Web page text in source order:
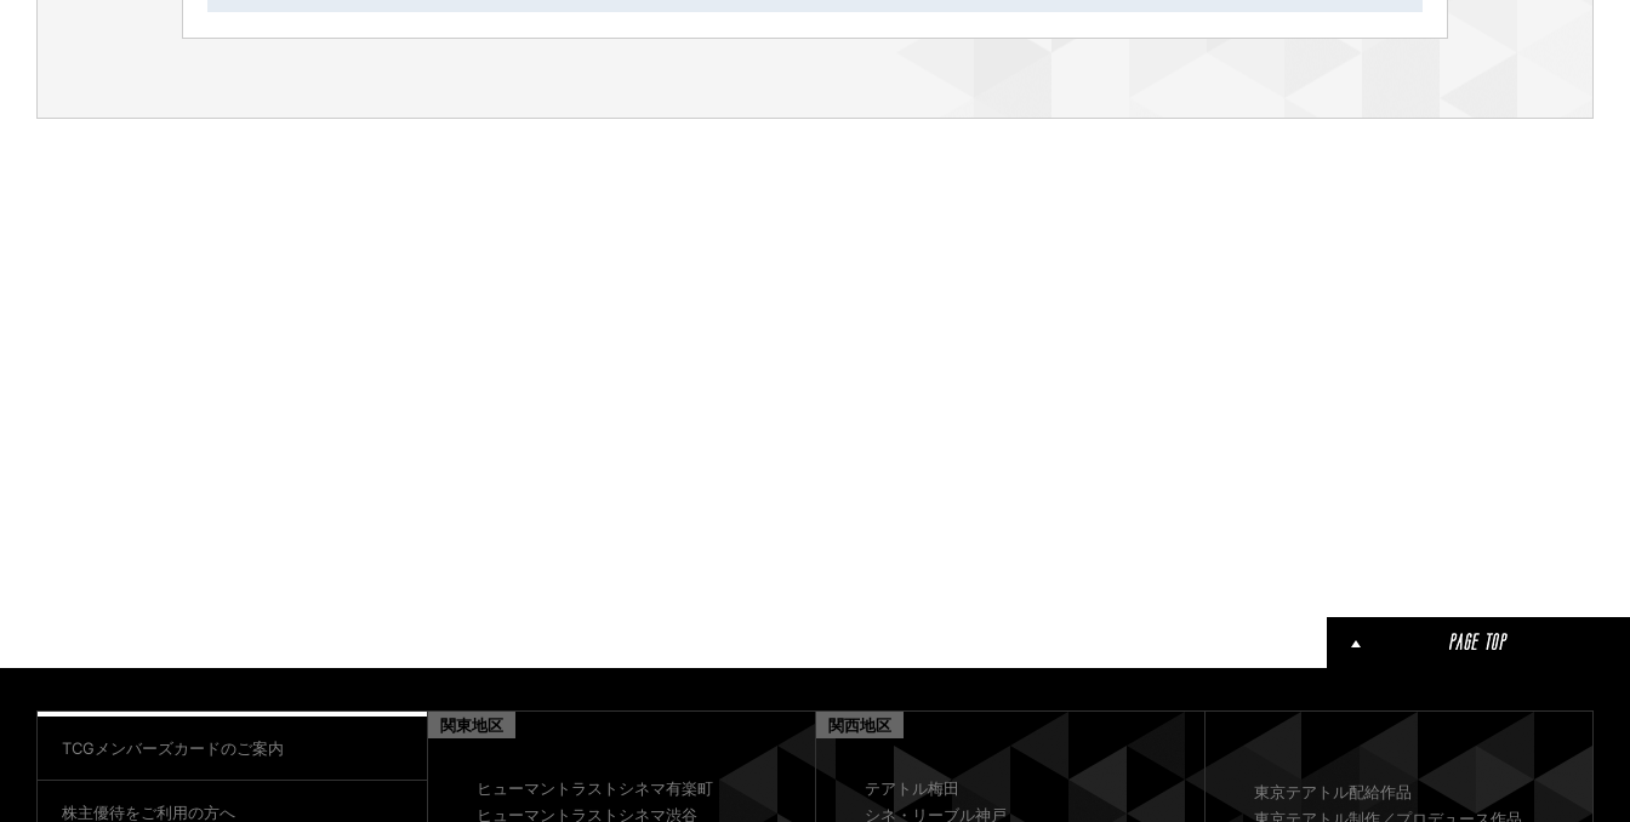
TCGメンバーズカードのご案内
株主優待をご利用の方へ
関東地区
ヒューマントラストシネマ有楽町
ヒューマントラストシネマ渋谷
関西地区
テアトル梅田
シネ・リーブル神戸
東京テアトル配給作品
東京テアトル制作／プロデュース作品